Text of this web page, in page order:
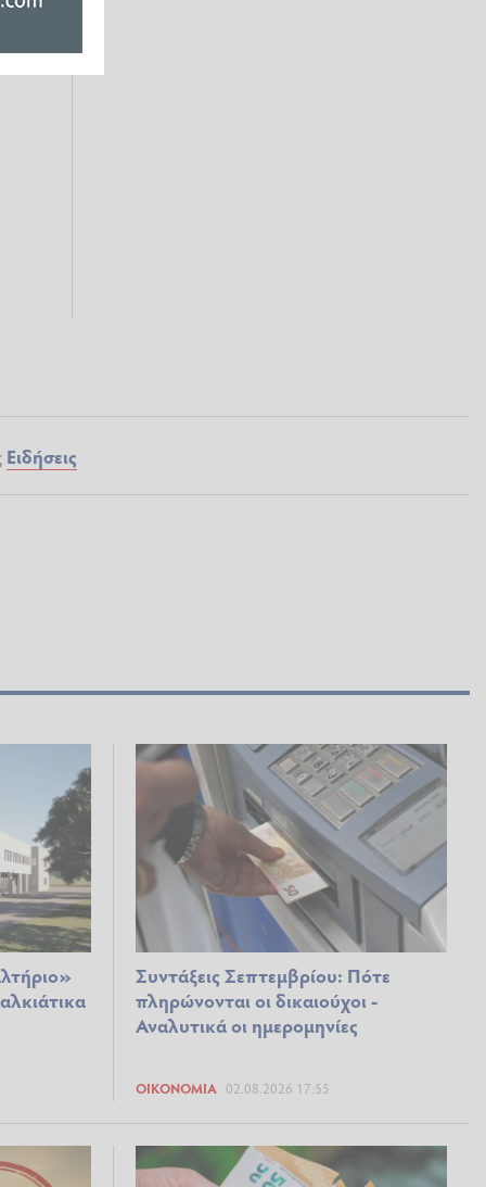
Ειδήσεις
Συντάξεις Σεπτεμβρίου: Πότε
πληρώνονται οι δικαιούχοι -
Αναλυτικά οι ημερομηνίες
ΟΙΚΟΝΟΜΊΑ 02.08.2026 17:55